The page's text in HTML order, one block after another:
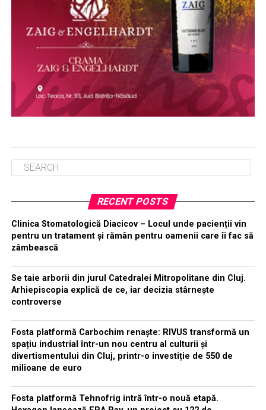
RECENT POSTS
Clinica Stomatologică Diacicov – Locul unde pacienții vin
pentru un tratament și rămân pentru oamenii care îi fac să
zâmbească
Se taie arborii din jurul Catedralei Mitropolitane din Cluj.
Arhiepiscopia explică de ce, iar decizia stârnește
controverse
Fosta platformă Carbochim renaște: RIVUS transformă un
spațiu industrial într-un nou centru al culturii și
divertismentului din Cluj, printr-o investiție de 550 de
milioane de euro
Fosta platformă Tehnofrig intră într-o nouă etapă.